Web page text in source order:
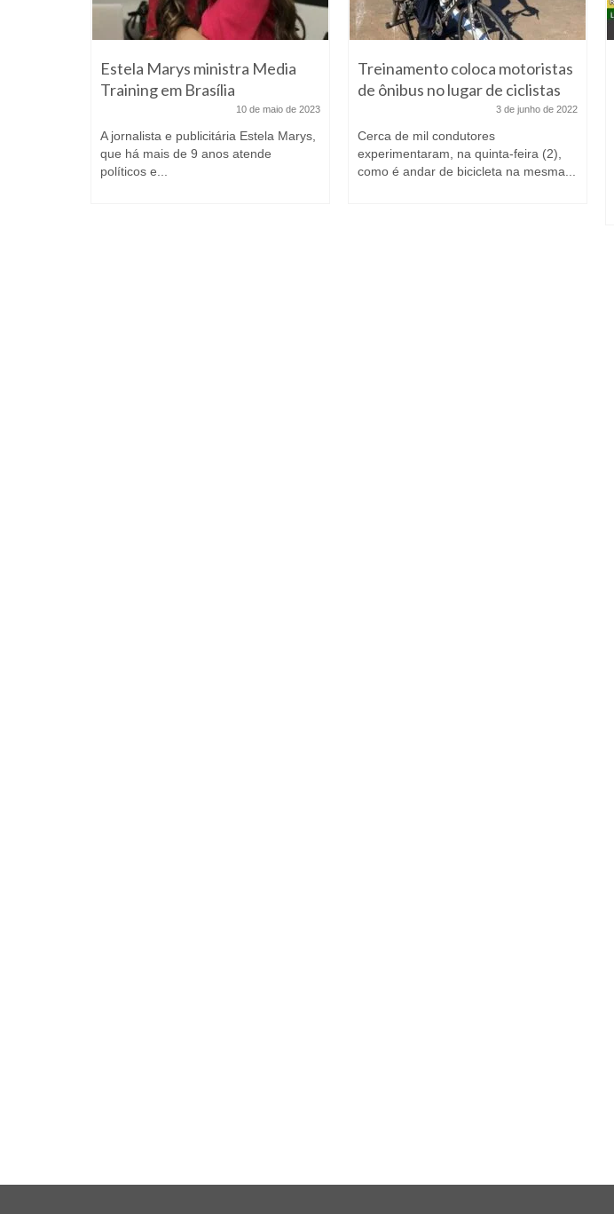
Estela Marys ministra Media
Training em Brasília
10 de maio de 2023
A jornalista e publicitária Estela Marys,
que há mais de 9 anos atende
políticos e...
Treinamento coloca motoristas
de ônibus no lugar de ciclistas
3 de junho de 2022
Cerca de mil condutores
experimentaram, na quinta-feira (2),
como é andar de bicicleta na mesma...